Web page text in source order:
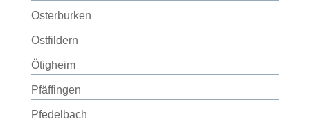
Osterburken
Ostfildern
Ötigheim
Pfäffingen
Pfedelbach